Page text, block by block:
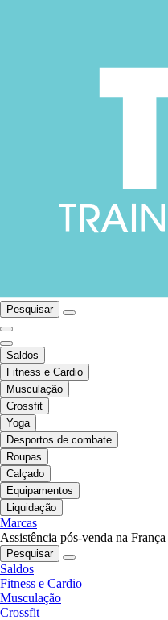
Pesquisar
Saldos
Fitness e Cardio
Musculação
Crossfit
Yoga
Desportos de combate
Roupas
Calçado
Equipamentos
Liquidação
Marcas
Assistência pós-venda na França
Pesquisar
Saldos
Fitness e Cardio
Musculação
Crossfit